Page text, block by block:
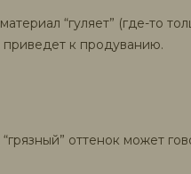
“гуляет” (где-то
приведет к продуванию.
оттенок может